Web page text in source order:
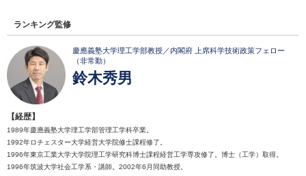
ランキング監修
慶應義塾大学理工学部教授／内閣府 上席科学技術政策フェロー
（非常勤）
鈴木秀男
【経歴】
1989年慶應義塾大学理工学部管理工学科卒業。
1992年ロチェスター大学経営大学院修士課程修了。
1996年東京工業大学大学院理工学研究科博士課程経営工学専攻修了。博士（工学）取得。
1996年筑波大学社会工学系・講師。2002年6月同助教授。